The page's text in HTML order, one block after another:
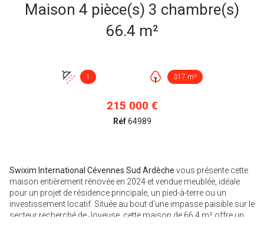
Maison 4 pièce(s) 3 chambre(s)
66.4 m²
1 317 m²
215 000 €
Réf64989
Swixim International Cévennes Sud Ardèche vous présente cette
maison entièrement rénovée en 2024 et vendue meublée, idéale
pour un projet de résidence principale, un pied-à-terre ou un
investissement locatif. Située au bout d’une impasse paisible sur le
secteur recherché de Joyeuse, cette maison de 66,4 m² offre un